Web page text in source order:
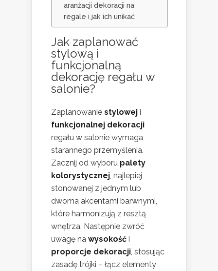
aranżacji dekoracji na
regale i jak ich unikać
Jak zaplanować
stylową i
funkcjonalną
dekorację regału w
salonie?
Zaplanowanie stylowej i
funkcjonalnej dekoracji
regału w salonie wymaga
starannego przemyślenia.
Zacznij od wyboru palety
kolorystycznej, najlepiej
stonowanej z jednym lub
dwoma akcentami barwnymi,
które harmonizują z resztą
wnętrza. Następnie zwróć
uwagę na wysokość i
proporcje dekoracji, stosując
zasadę trójki – łącz elementy